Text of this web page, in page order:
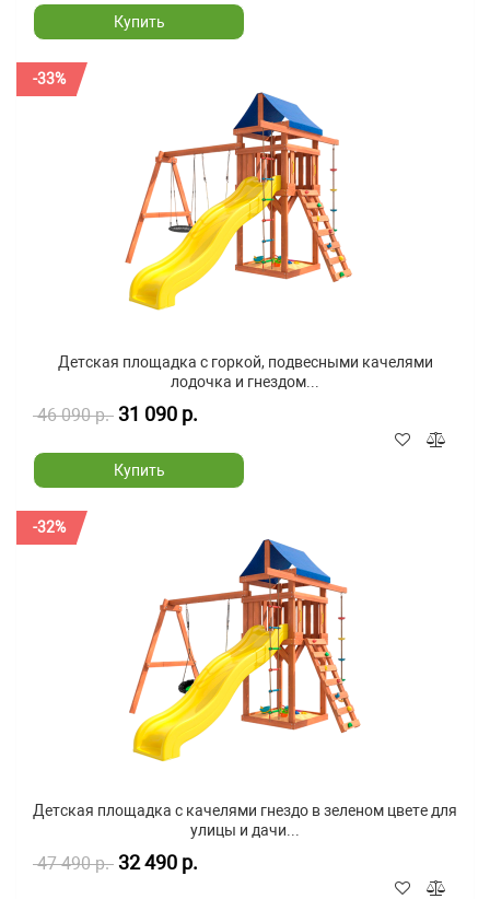
Купить
-33%
Детская площадка с горкой, подвесными качелями
лодочка и гнездом...
46 090 р. 31 090 р.
Купить
-32%
Детская площадка с качелями гнездо в зеленом цвете для
улицы и дачи...
47 490 р. 32 490 р.